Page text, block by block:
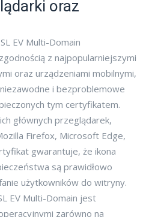
oraz
EV Multi-Domain
z najpopularniejszymi
oraz urządzeniami mobilnymi,
i bezproblemowe
tym certyfikatem.
głównych przeglądarek,
Firefox, Microsoft Edge,
gwarantuje, że ikona
są prawidłowo
użytkowników do witryny.
EV Multi-Domain jest
zarówno na